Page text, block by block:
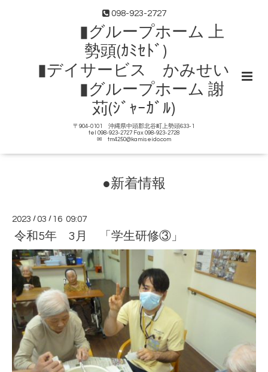
098-923-2727
▮グループホーム 上
勢頭(ｶﾐｾﾄﾞ)
▮デイサービス かみせい
▮グループホーム 謝
苅(ｼﾞｬｰｶﾞﾙ)
〒904-0101 沖縄県中頭郡北谷町上勢頭633-1
tel 098-923-2727 Fax 098-923-2728
✉ tm4250@kamiseido.com
●新着情報
2023 /03 / 16 09:07
令和5年 3月 「学生研修③」